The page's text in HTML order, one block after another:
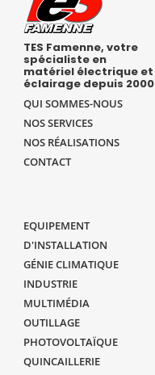
TES Famenne, votre
spécialiste en
matériel électrique et
éclairage depuis 2000
QUI SOMMES-NOUS
NOS SERVICES
NOS RÉALISATIONS
CONTACT
EQUIPEMENT
D'INSTALLATION
GÉNIE CLIMATIQUE
INDUSTRIE
MULTIMÉDIA
OUTILLAGE
PHOTOVOLTAÏQUE
QUINCAILLERIE